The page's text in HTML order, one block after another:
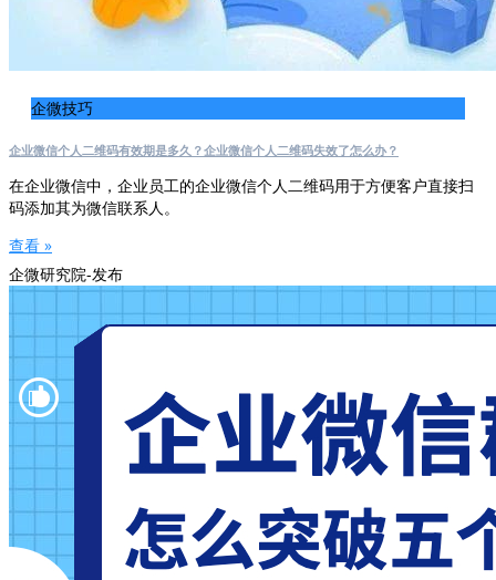
企微技巧
企业微信个人二维码有效期是多久？企业微信个人二维码失效了怎么办？
在企业微信中，企业员工的企业微信个人二维码用于方便客户直接扫
码添加其为微信联系人。
查看 »
企微研究院-发布